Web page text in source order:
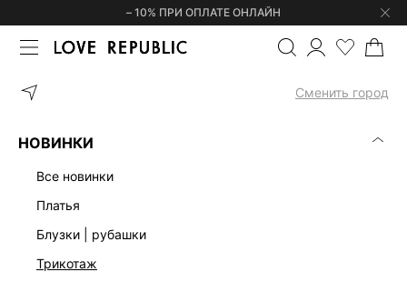
– 10% ПРИ ОПЛАТЕ ОНЛАЙН
Сменить город
НОВИНКИ
все новинки
платья
блузки | рубашки
трикотаж
ГЛАВНАЯ НИЖНЕЕ БЕЛЬЕ И ДОМАШНЯЯ ОДЕЖДА
ДОМА